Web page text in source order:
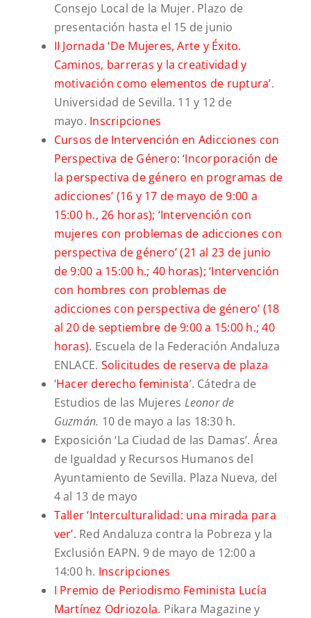
Consejo Local de la Mujer. Plazo de
presentación hasta el 15 de junio
II Jornada ‘De Mujeres, Arte y Éxito.
Caminos, barreras y la creatividad y
motivación como elementos de ruptura’.
Universidad de Sevilla. 11 y 12 de
mayo. Inscripciones
Cursos de Intervención en Adicciones con
Perspectiva de Género: ‘Incorporación de
la perspectiva de género en programas de
adicciones’ (16 y 17 de mayo de 9:00 a
15:00 h., 26 horas); ‘Intervención con
mujeres con problemas de adicciones con
perspectiva de género’ (21 al 23 de junio
de 9:00 a 15:00 h.; 40 horas); ‘Intervención
con hombres con problemas de
adicciones con perspectiva de género’ (18
al 20 de septiembre de 9:00 a 15:00 h.;40
horas). Escuela de la Federación Andaluza
ENLACE. Solicitudes de reserva de plaza
‘Hacer derecho feminista’. Cátedra de
Estudios de las Mujeres Leonor de
Guzmán. 10 de mayo a las 18:30 h.
Exposición ‘La Ciudad de las Damas’. Área
de Igualdad y Recursos Humanos del
Ayuntamiento de Sevilla. Plaza Nueva, del
4 al 13 de mayo
Taller ‘Interculturalidad: una mirada para
ver’. Red Andaluza contra la Pobreza y la
Exclusión EAPN. 9 de mayo de 12:00 a
14:00 h. Inscripciones
I Premio de Periodismo Feminista Lucía
Martínez Odriozola. Pikara Magazine y